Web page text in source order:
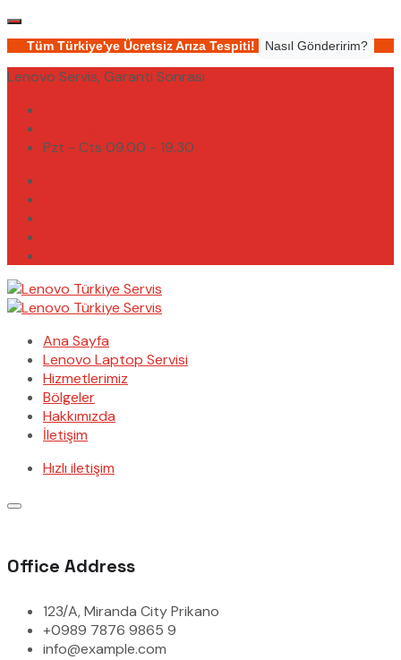
Tüm Türkiye'ye Ücretsiz Arıza Tespiti! Nasıl Gönderirim?
Lenovo Servis, Garanti Sonrası
Pzt - Cts 09.00 - 19.30
Ana Sayfa
Lenovo Laptop Servisi
Hizmetlerimiz
Bölgeler
Hakkımızda
İletişim
Hızlı iletişim
Office Address
123/A, Miranda City Prikano
+0989 7876 9865 9
info@example.com